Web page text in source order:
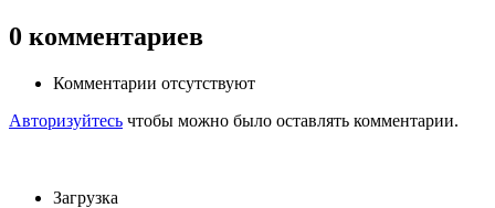
0 комментариев
Комментарии отсутствуют
Авторизуйтесь чтобы можно было оставлять комментарии.
Загрузка